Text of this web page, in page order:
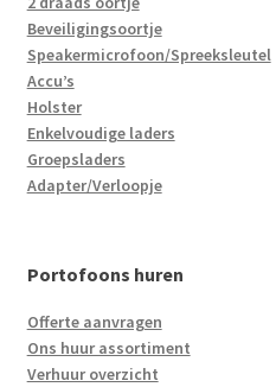
Beveiligingsoortje
Speakermicrofoon/Spreeksleutel
Accu’s
Holster
Enkelvoudige laders
Groepsladers
Adapter/Verloopje
Portofoons huren
Offerte aanvragen
Ons huur assortiment
Verhuur overzicht